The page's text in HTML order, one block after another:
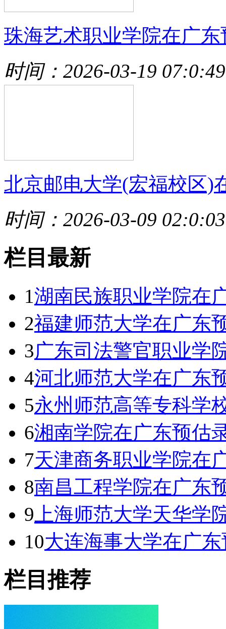
珠海艺术职业学院在广东
时间：2026-03-19 07:0:49
北京邮电大学(宏福校区)
时间：2026-03-09 02:0:03
栏目最新
1湖南民族职业学院在
2福建师范大学在广东
3广东司法警官职业学
4河北师范大学在广东
5永州师范高等专科学
6湘南学院在广东预估
7天津商务职业学院在
8南昌工程学院在广东
9 上海师范大学天华学
10大连海事大学在广
栏目推荐